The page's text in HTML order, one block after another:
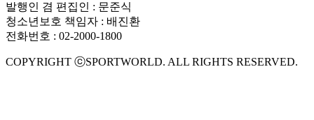
발행인 겸 편집인 : 문준식
청소년보호 책임자 : 배진환
전화번호 : 02-2000-1800
COPYRIGHT ⓒSPORTWORLD. ALL RIGHTS RESERVED.